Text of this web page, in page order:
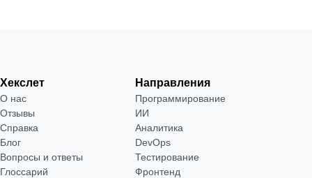
Хекслет
О нас
Отзывы
Справка
Блог
Вопросы и ответы
Глоссарий
Направления
Программирование
ИИ
Аналитика
DevOps
Тестирование
Фронтенд